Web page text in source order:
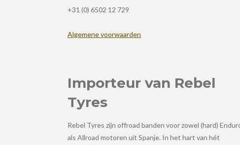
+31 (0) 6502 12 729
Algemene voorwaarden
Importeur van Rebel
Tyres
Rebel Tyres zijn offroad banden voor zowel (hard)
als Allroad motoren uit Spanje. In het hart van hét